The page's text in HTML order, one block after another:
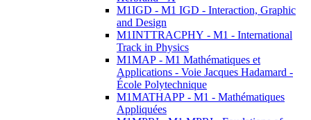
M1IGD - M1 IGD - Interaction, Graphic
and Design
M1INTTRACPHY - M1 - International
Track in Physics
M1MAP - M1 Mathématiques et
Applications - Voie Jacques Hadamard -
École Polytechnique
M1MATHAPP - M1 - Mathématiques
Appliquées